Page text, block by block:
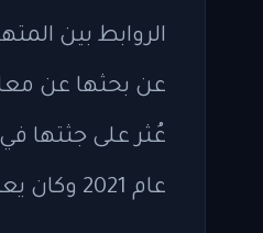
الروابط بين
عن بحثها عن
عُثر على جثتها
عام 2021 وكان يعيش في نفس الشارع الذي عاش فيه رون.